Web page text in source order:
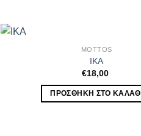
MOTTOS
IKA
€18,00
ΠΡΟΣΘΉΚΗ ΣΤΟ ΚΑΛΆΘΙ